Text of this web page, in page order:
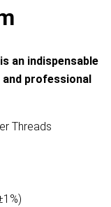
an indispensable
professional
Threads